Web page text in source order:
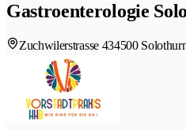
Gastroenterologie
Zuchwilerstrasse 434500